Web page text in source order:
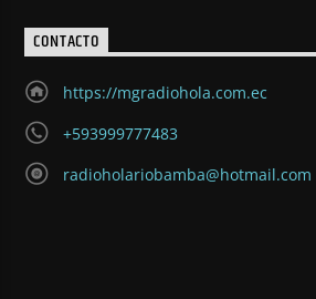
CONTACTO
https://mgradiohola.com.ec
+593999777483
radioholariobamba@hotmail.com